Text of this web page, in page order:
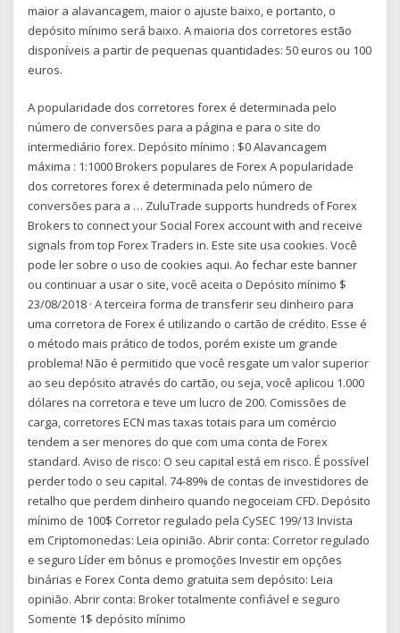
maior a alavancagem, maior o ajuste baixo, e portanto, o
depósito mínimo será baixo. A maioria dos corretores estão
disponíveis a partir de pequenas quantidades: 50 euros ou 100
euros.
A popularidade dos corretores forex é determinada pelo
número de conversões para a página e para o site do
intermediário forex. Depósito mínimo : $0 Alavancagem
máxima : 1:1000 Brokers populares de Forex A popularidade
dos corretores forex é determinada pelo número de
conversões para a … ZuluTrade supports hundreds of Forex
Brokers to connect your Social Forex account with and receive
signals from top Forex Traders in. Este site usa cookies. Você
pode ler sobre o uso de cookies aqui. Ao fechar este banner
ou continuar a usar o site, você aceita o Depósito mínimo $
23/08/2018 · A terceira forma de transferir seu dinheiro para
uma corretora de Forex é utilizando o cartão de crédito. Esse é
o método mais prático de todos, porém existe um grande
problema! Não é permitido que você resgate um valor superior
ao seu depósito através do cartão, ou seja, você aplicou 1.000
dólares na corretora e teve um lucro de 200. Comissões de
carga, corretores ECN mas taxas totais para um comércio
tendem a ser menores do que com uma conta de Forex
standard. Aviso de risco: O seu capital está em risco. É possível
perder todo o seu capital. 74-89% de contas de investidores de
retalho que perdem dinheiro quando negoceiam CFD. Depósito
mínimo de 100$ Corretor regulado pela CySEC 199/13 Invista
em Criptomonedas: Leia opinião. Abrir conta: Corretor regulado
e seguro Líder em bônus e promoções Investir em opções
binárias e Forex Conta demo gratuita sem depósito: Leia
opinião. Abrir conta: Broker totalmente confiável e seguro
Somente 1$ depósito mínimo